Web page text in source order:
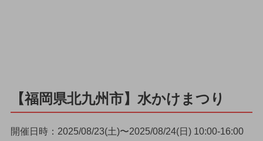
【福岡県北九州市】水かけまつり
開催日時：2025/08/23(土)〜2025/08/24(日) 10:00-16:00